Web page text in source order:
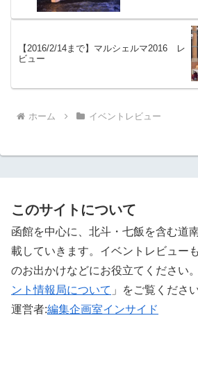
【2016/2/14まで】マルシェルマ2016 レ
ビュー
ホーム イベントレビュー
このサイトについて
函館を中心に、北斗・七飯を含む道
載していきます。イベントレビュー
のお出かけなどにお役立てください
ント情報局について 」をご覧ください
運営者:編集企画室インサイド